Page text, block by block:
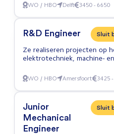
automatiseringsoplossingen.
WO / HBO Delft 3450 - 6650
R&D Engineer
R&D Engineer Sluit
Ze realiseren projecten op
elektrotechniek, machine-
WO / HBO Amersfoort 3425
R&D Engineer
Junior
Mechanical
Engineer
Sluit